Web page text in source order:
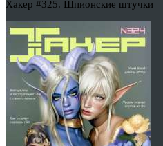
Хакер #325. Шпионские штучки